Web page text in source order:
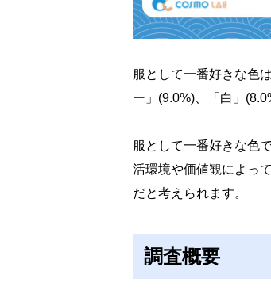
服として一番好きな色
ー」(9.0%)、「白」
服として一番好きな色
活環境や価値観によっ
だと考えられます。
調査概要